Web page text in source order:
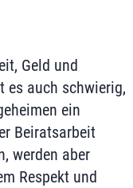
Geld und
es auch schwierig,
ein
Beiratsarbeit
werden aber
Respekt und